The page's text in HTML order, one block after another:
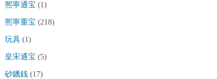
熈寧通宝 (1)
熈寧重宝 (218)
玩具 (1)
皇宋通宝 (5)
砂鑞銭 (17)